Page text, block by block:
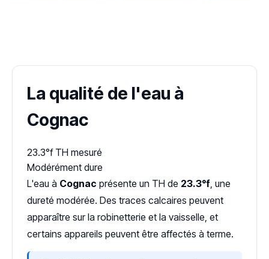
La qualité de l'eau à
Cognac
23.3°f TH mesuré
Modérément dure
L'eau à Cognac présente un TH de 23.3°f, une
dureté modérée. Des traces calcaires peuvent
apparaître sur la robinetterie et la vaisselle, et
certains appareils peuvent être affectés à terme.